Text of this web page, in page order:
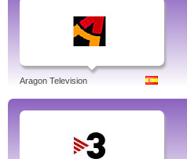
Aragon Television